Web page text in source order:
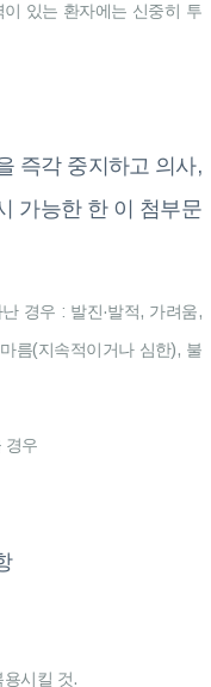
있는 환자에는 신중히 투
즉각 중지하고 의사,
가능한 한 이 첨부문
경우 : 발진·발적, 가려움,
름(지속적이거나 심한), 불
경우
용시킬 것.